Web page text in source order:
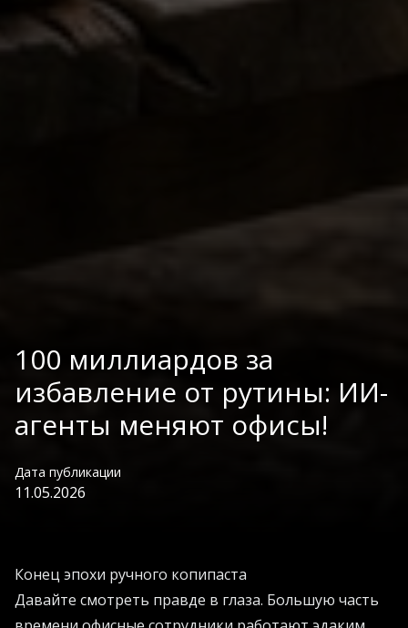
100 миллиардов за
избавление от рутины: ИИ-
агенты меняют офисы!
Дата публикации
11.05.2026
Конец эпохи ручного копипаста
Давайте смотреть правде в глаза. Большую часть